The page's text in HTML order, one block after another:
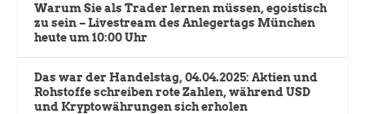
Warum Sie als Trader lernen müssen, egoistisch
zu sein – Livestream des Anlegertags München
heute um 10:00 Uhr
Das war der Handelstag, 04.04.2025: Aktien und
Rohstoffe schreiben rote Zahlen, während USD
und Kryptowährungen sich erholen